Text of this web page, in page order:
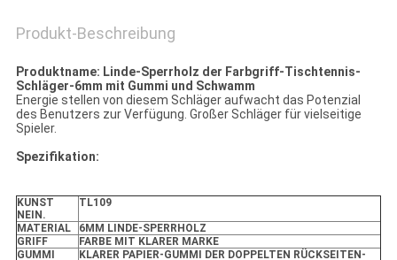
Produkt-Beschreibung
Produktname: Linde-Sperrholz der Farbgriff-Tischtennis-
Schläger-6mm mit Gummi und Schwamm
Energie stellen von diesem Schläger aufwacht das Potenzial
des Benutzers zur Verfügung. Großer Schläger für vielseitige
Spieler.
Spezifikation:
KUNST
NEIN.
TL109
MATERIAL
6MM LINDE-SPERRHOLZ
GRIFF
FARBE MIT KLARER MARKE
GUMMI
KLARER PAPIER-GUMMI DER DOPPELTEN RÜCKSEITEN-